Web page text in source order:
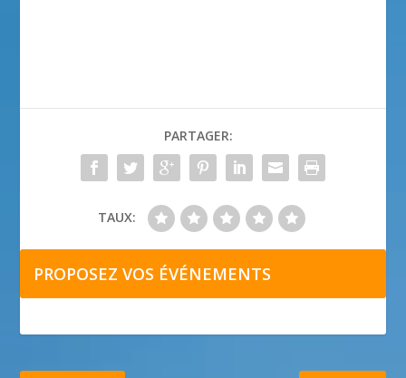
PARTAGER:
TAUX:
PROPOSEZ VOS ÉVÉNEMENTS